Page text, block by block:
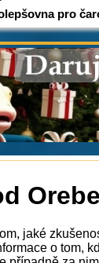
pro
jaké
o tom,